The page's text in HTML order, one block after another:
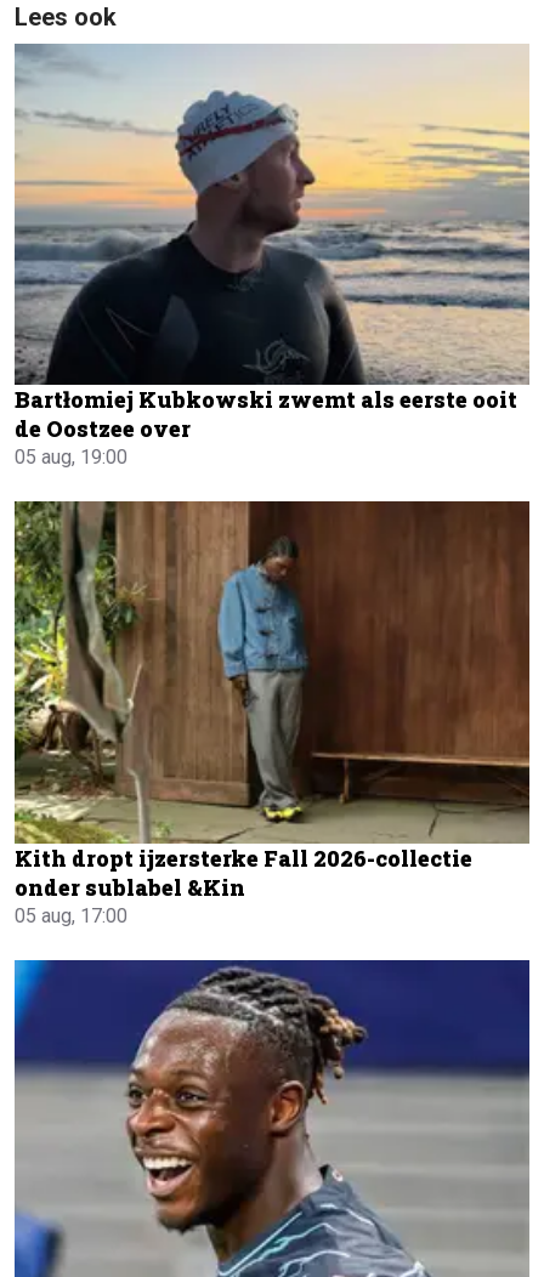
Lees ook
Bartłomiej Kubkowski zwemt als eerste ooit
de Oostzee over
05 aug, 19:00
Kith dropt ijzersterke Fall 2026-collectie
onder sublabel &Kin
05 aug, 17:00